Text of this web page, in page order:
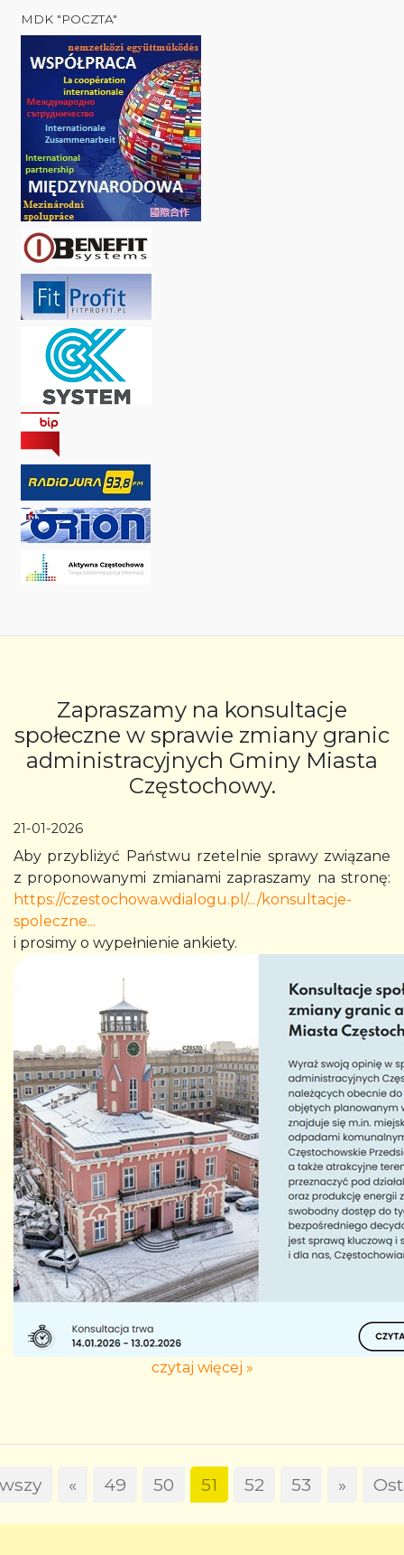
MDK "POCZTA"
Zapraszamy na konsultacje
społeczne w sprawie zmiany granic
administracyjnych Gminy Miasta
Częstochowy.
21-01-2026
Aby przybliżyć Państwu rzetelnie sprawy związane
z proponowanymi zmianami zapraszamy na stronę:
https://czestochowa.wdialogu.pl/.../konsultacje-
spoleczne...
i prosimy o wypełnienie ankiety.
czytaj więcej »
« 49 50 51 52 53 »